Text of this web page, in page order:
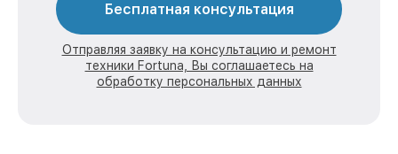
Бесплатная консультация
Отправляя заявку на консультацию и ремонт
техники Fortuna, Вы соглашаетесь на
обработку персональных данных